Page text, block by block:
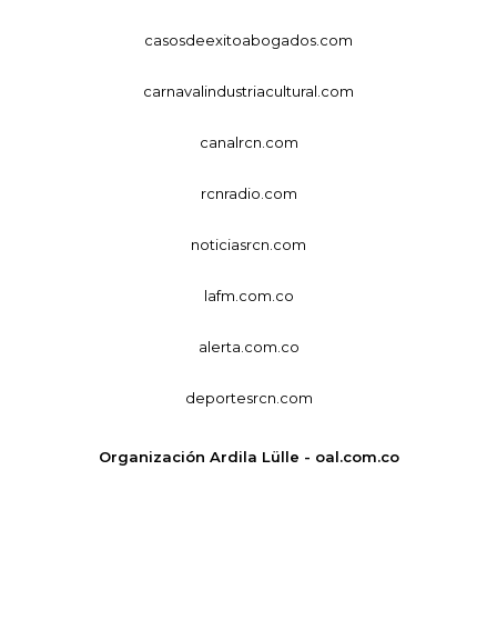
casosdeexitoabogados.com
carnavalindustriacultural.com
canalrcn.com
rcnradio.com
noticiasrcn.com
lafm.com.co
alerta.com.co
deportesrcn.com
Organización Ardila Lülle - oal.com.co